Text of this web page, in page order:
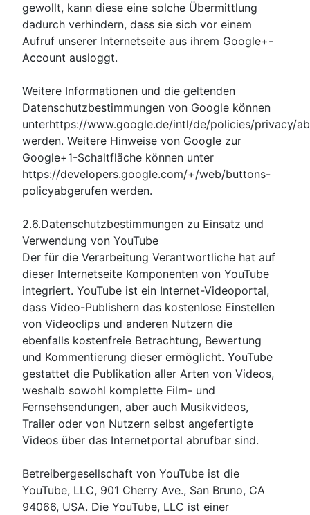
gewollt, kann diese eine solche Übermittlung
dadurch verhindern, dass sie sich vor einem
Aufruf unserer Internetseite aus ihrem Google+-
Account ausloggt.
Weitere Informationen und die geltenden
Datenschutzbestimmungen von Google können
unterhttps://www.google.de/intl/de/policies/privacy/
werden. Weitere Hinweise von Google zur
Google+1-Schaltfläche können unter
https://developers.google.com/+/web/buttons-
policyabgerufen werden.
2.6.Datenschutzbestimmungen zu Einsatz und
Verwendung von YouTube
Der für die Verarbeitung Verantwortliche hat auf
dieser Internetseite Komponenten von YouTube
integriert. YouTube ist ein Internet-Videoportal,
dass Video-Publishern das kostenlose Einstellen
von Videoclips und anderen Nutzern die
ebenfalls kostenfreie Betrachtung, Bewertung
und Kommentierung dieser ermöglicht. YouTube
gestattet die Publikation aller Arten von Videos,
weshalb sowohl komplette Film- und
Fernsehsendungen, aber auch Musikvideos,
Trailer oder von Nutzern selbst angefertigte
Videos über das Internetportal abrufbar sind.
Betreibergesellschaft von YouTube ist die
YouTube, LLC, 901 Cherry Ave., San Bruno, CA
94066, USA. Die YouTube, LLC ist einer